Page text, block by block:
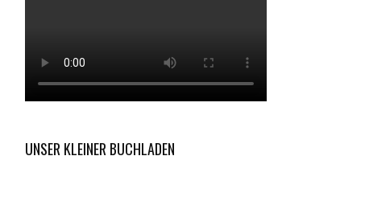
UNSER KLEINER BUCHLADEN